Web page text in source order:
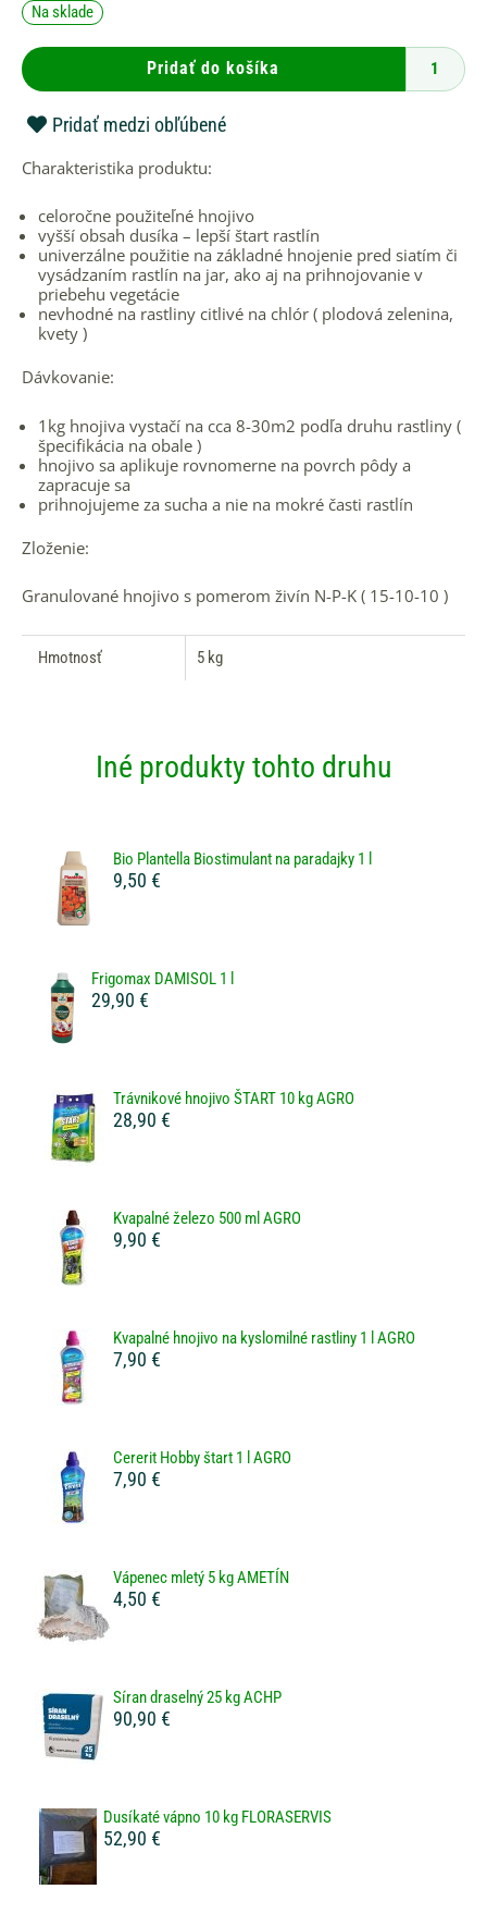
Na sklade
NPK
Pridať do košíka
Pridať medzi obľúbené
Charakteristika produktu:
celoročne použiteľné hnojivo
vyšší obsah dusíka – lepší štart rastlín
univerzálne použitie na základné hnojenie pred siatím či
vysádzaním rastlín na jar, ako aj na prihnojovanie v
priebehu vegetácie
nevhodné na rastliny citlivé na chlór ( plodová zelenina,
kvety )
Dávkovanie:
1kg hnojiva vystačí na cca 8-30m2 podľa druhu rastliny (
špecifikácia na obale )
hnojivo sa aplikuje rovnomerne na povrch pôdy a
zapracuje sa
prihnojujeme za sucha a nie na mokré časti rastlín
Zloženie:
Granulované hnojivo s pomerom živín N-P-K ( 15-10-10 )
Hmotnosť 5 kg
Iné produkty tohto druhu
Bio Plantella Biostimulant na paradajky 1 l
9,50 €
Frigomax DAMISOL 1 l
29,90 €
Trávnikové hnojivo ŠTART 10 kg AGRO
28,90 €
Kvapalné železo 500 ml AGRO
9,90 €
Kvapalné hnojivo na kyslomilné rastliny 1 l AGRO
7,90 €
Cererit Hobby štart 1 l AGRO
7,90 €
Vápenec mletý 5 kg AMETÍN
4,50 €
Síran draselný 25 kg ACHP
90,90 €
Dusíkaté vápno 10 kg FLORASERVIS
52,90 €